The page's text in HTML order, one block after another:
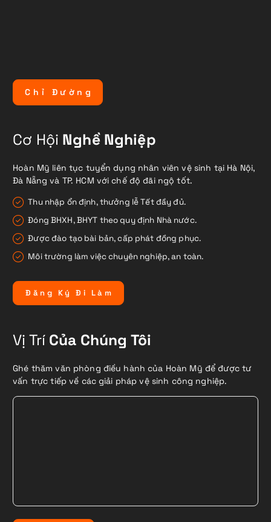
C h ỉ Đ ư ờ n g
Cơ Hội Nghề Nghiệp
Hoàn Mỹ liên tục tuyển dụng nhân viên vệ sinh tại Hà Nội,
Đà Nẵng và TP. HCM với chế độ đãi ngộ tốt.
Thu nhập ổn định, thưởng lễ Tết đầy đủ.
Đóng BHXH, BHYT theo quy định Nhà nước.
Được đào tạo bài bản, cấp phát đồng phục.
Môi trường làm việc chuyên nghiệp, an toàn.
Đ ă n g Ký Đ i L à m
Vị TríCủa Chúng Tôi
Ghé thăm văn phòng điều hành của Hoàn Mỹ để được tư
vấn trực tiếp về các giải pháp vệ sinh công nghiệp.